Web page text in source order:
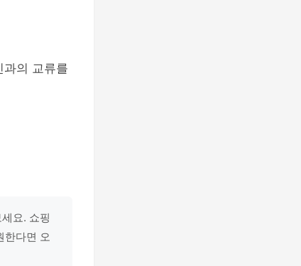
과의 교류를
요. 쇼핑
한다면 오